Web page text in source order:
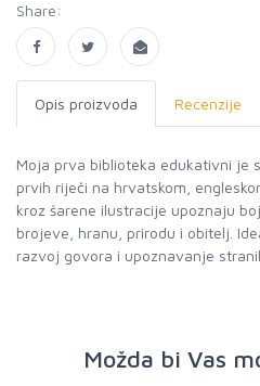
Share:
Opis proizvoda Recenzije
Moja prva biblioteka edukativni je
prvih riječi na hrvatskom,
kroz šarene ilustracije upoznaju
brojeve, hranu, prirodu i obitelj.
razvoj govora i upoznavanje
Možda bi Vas